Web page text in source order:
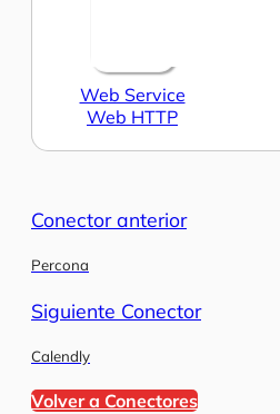
Web Service
Web HTTP
Conector anterior
Percona
Siguiente Conector
Calendly
Volver a Conectores